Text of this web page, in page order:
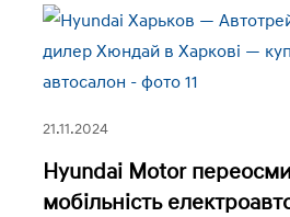
21.11.2024
Hyundai Motor
мобільність